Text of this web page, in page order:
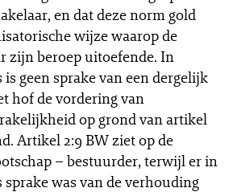
en dat deze norm gold
wijze waarop de
zijn beroep uitoefende. In
geen sprake van een dergelijk
hof de vordering van
op grond van artikel
Artikel 2:9 BW ziet op de
– bestuurder, terwijl er in
sprake was van de verhouding